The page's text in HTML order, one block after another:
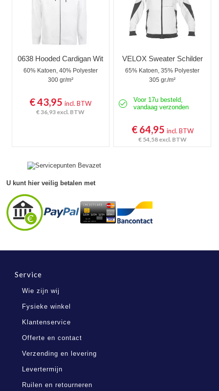
0638 Hooded Cardigan Wit
60% Katoen, 40% Polyester
300 gr/m²
€ 43,95incl. BTW
€ 36,93 excl. BTW
VELOX Sweater Schilder
65% Katoen, 35% Polyester
305 gr./m²
Voor 17u besteld,
vandaag verzonden
€ 64,95 incl. BTW
€ 54,58 excl. BTW
U kunt hier veilig betalen met
Service
Wie zijn wij
Fysieke winkel
Klantenservice
Offerte en contact
Verzending en levering
Levertermijn
Ruilen en retourneren